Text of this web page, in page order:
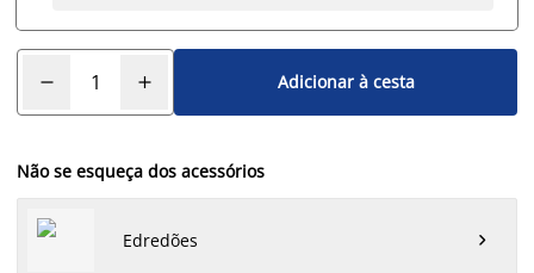
Adicionar à cesta
Não se esqueça dos acessórios
Edredões 